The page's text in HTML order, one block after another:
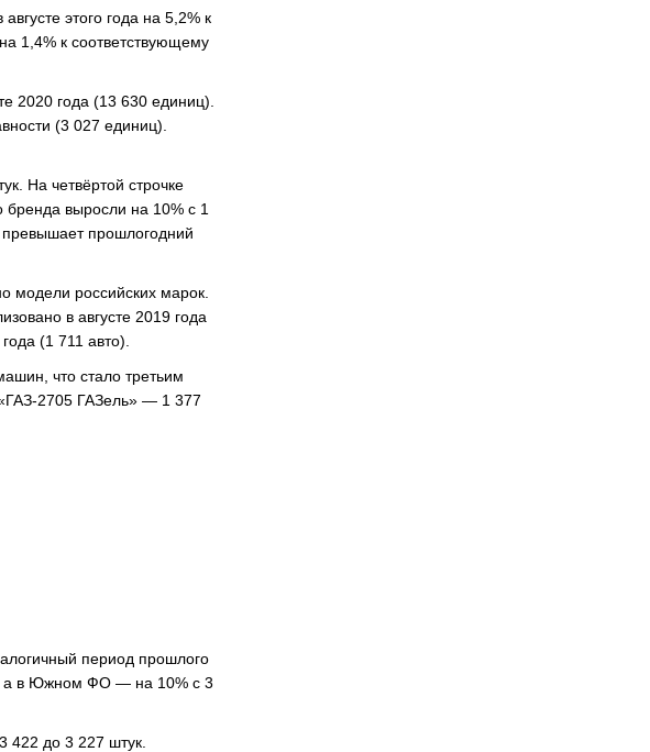
этого года на 5,2% к
1,4% к соответствующему
2020 года (13 630 единиц).
(3 027 единиц).
На четвёртой строчке
бренда выросли на 10% с 1
превышает прошлогодний
модели российских марок.
в августе 2019 года
(1 711 авто).
что стало третьим
2705 ГАЗель» — 1 377
период прошлого
а в Южном ФО — на 10% с 3
422 до 3 227 штук.